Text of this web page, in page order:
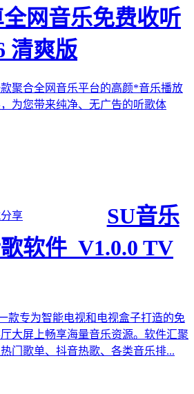
网音乐免费收听
清爽版
聚合全网音乐平台的高颜*音乐播放
为您带来纯净、无广告的听歌体
享
SU音乐
软件_V1.0.0 TV
款专为智能电视和电视盒子打造的免
大屏上畅享海量音乐资源。软件汇聚
门歌单、抖音热歌、各类音乐排...